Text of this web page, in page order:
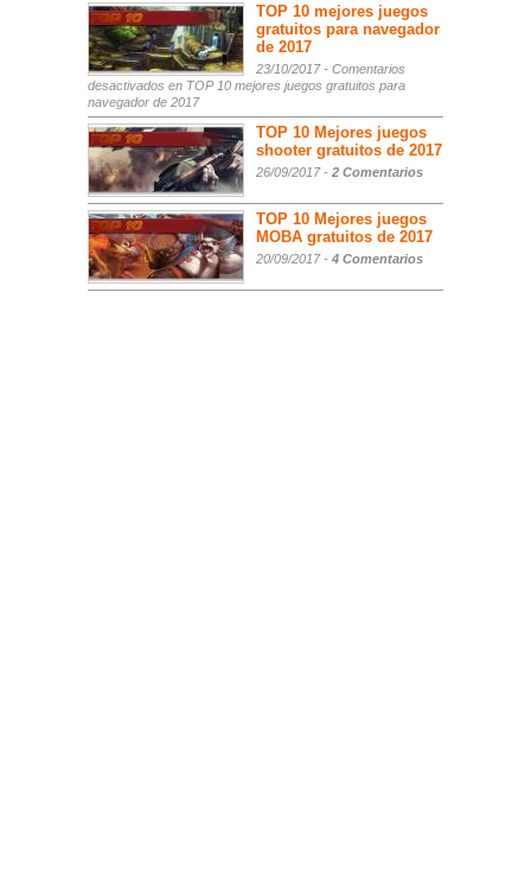
TOP 10 mejores juegos
gratuitos para navegador
de 2017
23/10/2017 - Comentarios
desactivados en TOP 10 mejores juegos gratuitos para
navegador de 2017
TOP 10 Mejores juegos
shooter gratuitos de 2017
26/09/2017 - 2 Comentarios
TOP 10 Mejores juegos
MOBA gratuitos de 2017
20/09/2017 - 4 Comentarios